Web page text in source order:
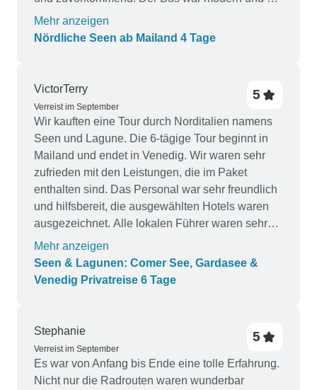
ausgestattet mit Ladeanschlüssen und WiFi.
Wenn es möglich wäre, ein paar zusätzliche Tage
Hotels Anderson in Mailand, war gut. Das Hotel
in Verona, obwohl zentral gelegen, war sehr
schlecht und ungemütlich.
Mehr anzeigen
Nördliche Seen ab Mailand 4 Tage
VictorTerry
Verreist im September
5
Wir kauften eine Tour durch Norditalien namens
Seen und Lagune. Die 6-tägige Tour beginnt in
Mailand und endet in Venedig. Wir waren sehr
zufrieden mit den Leistungen, die im Paket
enthalten sind. Das Personal war sehr freundlich
und hilfsbereit, die ausgewählten Hotels waren
ausgezeichnet. Alle lokalen Führer waren sehr
professionell und sachkundig. Wir hoffen, mit
Ihnen Mittelitalien zu besuchen. Wir sehen uns
bald
Mehr anzeigen
Seen & Lagunen: Comer See, Gardasee &
Venedig Privatreise 6 Tage
Stephanie
Verreist im September
5
Es war von Anfang bis Ende eine tolle Erfahrung.
Nicht nur die Radrouten waren wunderbar